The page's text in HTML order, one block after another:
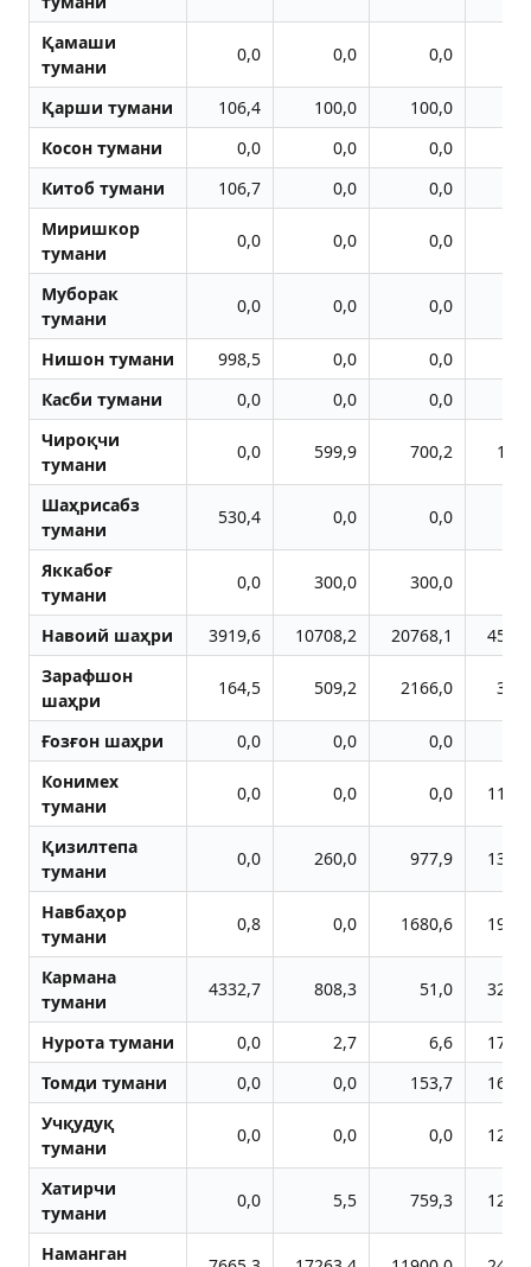
Қамаши
тумани
0,0 0,0 0,0
Қарши тумани 106,4 100,0 100,0
Косон тумани
0,0 0,0 0,0
Китоб тумани
106,7 0,0 0,0
Миришкор
тумани
0,0 0,0 0,0
Муборак
тумани
0,0 0,0 0,0
Нишон тумани 998,5 0,0 0,0
Касби тумани
0,0 0,0 0,0
Чироқчи
тумани
0,0 599,9 700,2
Шаҳрисабз
тумани
530,4 0,0 0,0
Яккабоғ
тумани
0,0 300,0 300,0
Навоий шаҳри 3919,6 10708,2 20768,1
Зарафшон
шаҳри
164,5 509,2 2166,0
Ғозғон шаҳри 0,0 0,0 0,0
Конимех
тумани
0,0 0,0 0,0
Қизилтепа
тумани
0,0 260,0 977,9
Навбаҳор
тумани
0,8 0,0 1680,6
Кармана
тумани
4332,7 808,3 51,0
Нурота тумани 0,0 2,7 6,6
Томди тумани
0,0 0,0 153,7
Учқудуқ
тумани
0,0 0,0 0,0
Хатирчи
тумани
0,0 5,5 759,3
Наманган